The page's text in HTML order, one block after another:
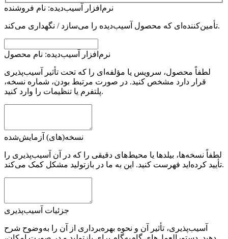
نرم‌افزار آسیب‌دیده: نام فروشنده
تأمین‌کننده‌ای که محصول آسیب‌دیده را می‌سازد / نگهداری می‌کند.
نرم‌افزار آسیب‌دیده: نام محصول
لطفاً محصول، سرویس یا مؤلفه‌ای را که تحت تأثیر آسیب‌پذیری
قرار دارد مشخص کنید. در صورت مرتبط بودن، شماره نسخه،
پلتفرم یا تنظیمات را وارد کنید.
نسخه(های) آزمایش‌شده
لطفاً نسخه‌ها، بیلدها یا محیط‌های دقیقی را که در آن آسیب‌پذیری را
تأیید کرده‌اید فهرست کنید. این به ما در بازتولید مشکل کمک می‌کند.
جزئیات آسیب‌پذیری
آسیب‌پذیری، تأثیر آن و نحوه بهره‌برداری از آن را به‌وضوح شرح